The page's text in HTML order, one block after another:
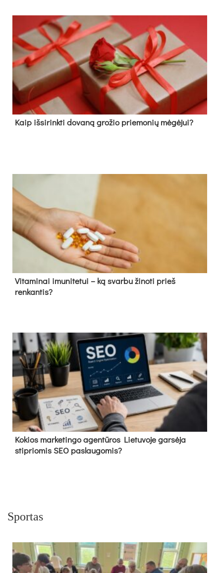
Kaip išsirinkti dovaną grožio priemonių mėgėjui?
Vitaminai imunitetui – ką svarbu žinoti prieš
renkantis?
Kokios marketingo agentūros Lietuvoje garsėja
stipriomis SEO paslaugomis?
Sportas